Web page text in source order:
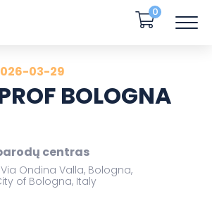
0
03-29
BOLOGNA
centras
Ondina Valla, Bologna,
of Bologna, Italy